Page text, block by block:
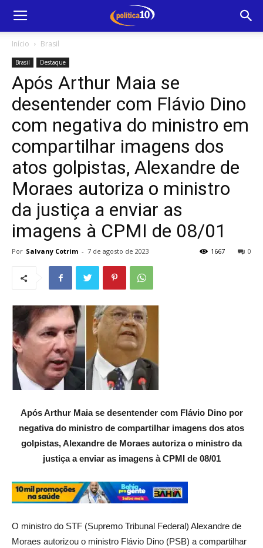
Início Brasil
Brasil Destaque
Após Arthur Maia se
desentender com Flávio Dino
com negativa do ministro em
compartilhar imagens dos
atos golpistas, Alexandre de
Moraes autoriza o ministro
da justiça a enviar as
imagens à CPMI de 08/01
Por Salvany Cotrim - 7 de agosto de 2023 0
1667
Após Arthur Maia se desentender com Flávio Dino por
negativa do ministro de compartilhar imagens dos atos
golpistas, Alexandre de Moraes autoriza o ministro da
justiça a enviar as imagens à CPMI de 08/01
O ministro do STF (Supremo Tribunal Federal) Alexandre de
Moraes autorizou o ministro Flávio Dino (PSB) a compartilhar